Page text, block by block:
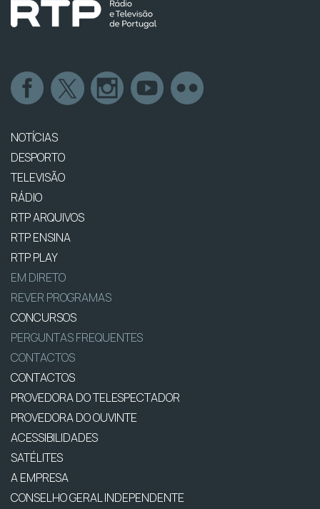
NOTÍCIAS
DESPORTO
TELEVISÃO
RÁDIO
RTP ARQUIVOS
RTP ENSINA
RTP PLAY
EM DIRETO
REVER PROGRAMAS
CONCURSOS
PERGUNTAS FREQUENTES
CONTACTOS
CONTACTOS
PROVEDORA DO TELESPECTADOR
PROVEDORA DO OUVINTE
ACESSIBILIDADES
SATÉLITES
A EMPRESA
CONSELHO GERAL INDEPENDENTE